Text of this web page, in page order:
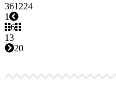
361224
1
6
13
20